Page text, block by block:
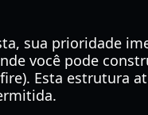
sua prioridade
você pode
Esta estrutura